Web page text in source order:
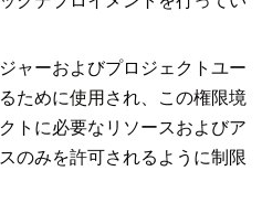
ャーおよびプロジェクトユー
ために使用され、この権限境
トに必要なリソースおよびア
のみを許可されるように制限